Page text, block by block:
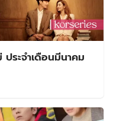
ระจำเดือนมีนาคม